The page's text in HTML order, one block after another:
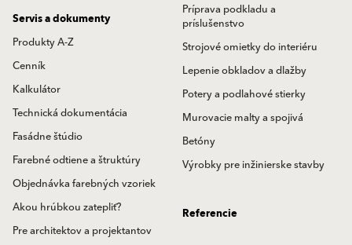
Príprava podkladu a
príslušenstvo
Strojové omietky do interiéru
Lepenie obkladov a dlažby
Potery a podlahové stierky
Murovacie malty a spojivá
Betóny
Výrobky pre inžinierske stavby
Servis a dokumenty
Produkty A-Z
Cenník
Kalkulátor
Technická dokumentácia
Fasádne štúdio
Farebné odtiene a štruktúry
Objednávka farebných vzoriek
Akou hrúbkou zatepliť?
Pre architektov a projektantov
Referencie